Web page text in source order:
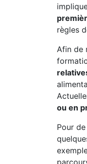
règles
Afin de
ou en
Pour